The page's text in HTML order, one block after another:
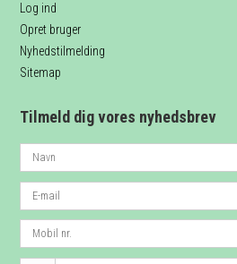
Log ind
Opret bruger
Nyhedstilmelding
Sitemap
Tilmeld dig vores nyhedsbrev